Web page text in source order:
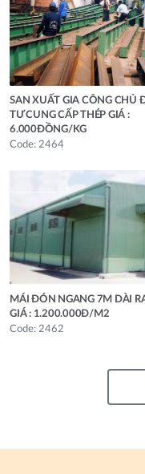
SAN XUẤT GIA CÔNG CHỦ
TƯ CUNG CẤP THÉP GIÁ :
6.000ĐỒNG/KG
Code: 2464
MÁI ĐÓN NGANG 7M DÀI
GIÁ : 1.200.000Đ/M2
Code: 2462